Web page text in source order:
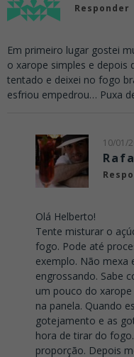
Responder
Em primeiro lugar gostei
o xarope simples e depois
tentado e deixei no fogo
esfriou empedrou… Puxa
10/01/
Olá Helberto!
Tente misturar o
fogo. Pode até
exemplo. Não mexa
engrossando. Sabe
um pouco do
na panela. Quando
gotejamento e as
hora de tirar do
proporção. Depois